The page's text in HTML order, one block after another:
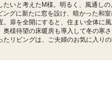
たいと考えたM様。明るく、風通しの
グに新たに窓を設け、暗かった和室
。扉を全開にすると、住まい全体に
様待望の床暖房も導入して冬の寒さ
たリビングは、ご夫婦のお気に入り